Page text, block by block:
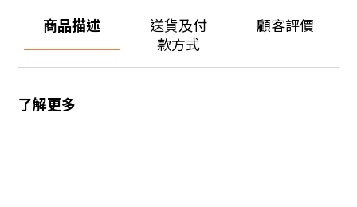
商品描述
送貨及付
款方式
顧客評價
了解更多